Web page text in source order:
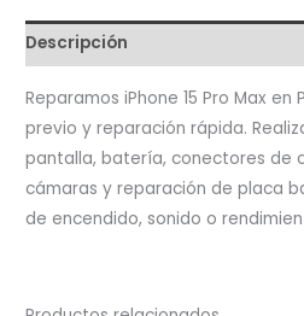
Descripción
Reparamos iPhone 15 Pro Max
previo y reparación rápida.
pantalla, batería, conectores de
cámaras y reparación de placa
de encendido, sonido o